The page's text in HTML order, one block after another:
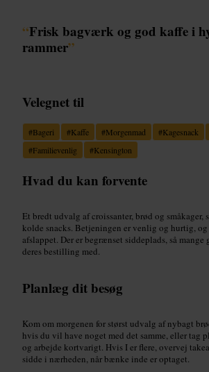
“Frisk bagværk og god kaffe i
rammer”
Velegnet til
#Bageri #Kaffe #Morgenmad #Kagesnack
#Familievenlig #Kensington
Hvad du kan forvente
Et bredt udvalg af croissanter, brød og småkager,
kolde snacks. Betjeningen er venlig og hurtig,
afslappet. Der er begrænset siddeplads, så
deres bestilling med.
Planlæg dit besøg
Kom om morgenen for størst udvalg af nybagt
hvis du vil have noget med det samme, eller tag
og arbejde kortvarigt. Hvis I er flere, overvej
sidde i nærheden, når bænke inde er optaget.